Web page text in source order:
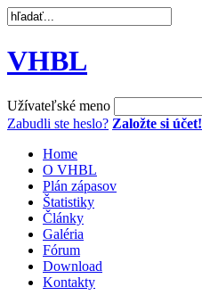
VHBL
Užívateľské meno
Zabudli ste heslo? Založte si účet!
Home
O VHBL
Plán zápasov
Štatistiky
Články
Galéria
Fórum
Download
Kontakty